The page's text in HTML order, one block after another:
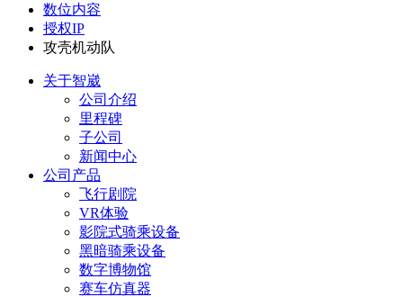
数位内容
授权IP
攻壳机动队
关于智崴
公司介绍
里程碑
子公司
新闻中心
公司产品
飞行剧院
VR体验
影院式骑乘设备
黑暗骑乘设备
数字博物馆
赛车仿真器